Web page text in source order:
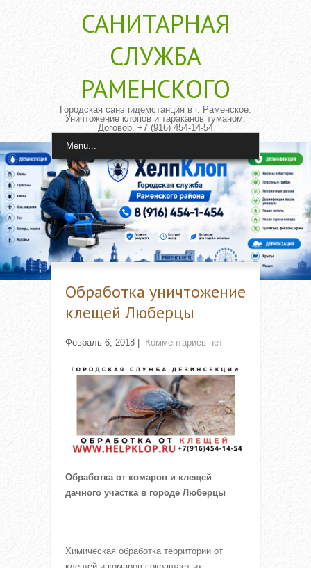
САНИТАРНАЯ
CЛУЖБА
РАМЕНСКОГО
Городская санэпидемстанция в г. Раменское.
Уничтожение клопов и тараканов туманом.
Договор. +7 (916) 454-14-54
Menu...
Обработка уничтожение
клещей Люберцы
Февраль 6, 2018 Комментариев нет
Обработка от комаров и клещей
дачного участка в городе Люберцы
Химическая обработка территории от